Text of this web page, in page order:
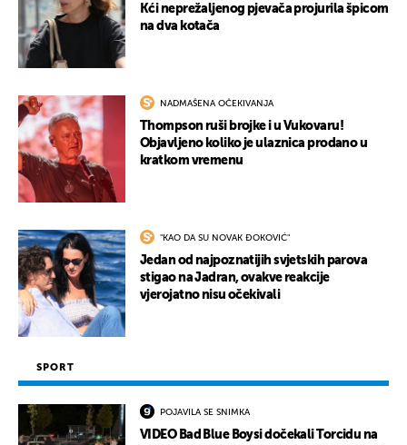
Kći neprežaljenog pjevača projurila špicom
na dva kotača
NADMAŠENA OČEKIVANJA
Thompson ruši brojke i u Vukovaru!
Objavljeno koliko je ulaznica prodano u
kratkom vremenu
"KAO DA SU NOVAK ĐOKOVIĆ"
Jedan od najpoznatijih svjetskih parova
stigao na Jadran, ovakve reakcije
vjerojatno nisu očekivali
SPORT
POJAVILA SE SNIMKA
VIDEO Bad Blue Boysi dočekali Torcidu na
UKLJUČITE NOTIFIKACIJE